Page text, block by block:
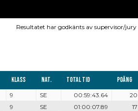
Resultatet har godkänts av supervisor/jury
Klass Nat. Total tid Poäng
9 SE 00:59:43.64
20
9 SE 01:00:07.89
17